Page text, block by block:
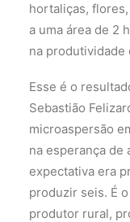
hortaliças,
a uma área de 2
na produtividade
Esse é o
Sebastião
microaspersão
na esperança de
expectativa era
produzir seis. É
produtor rural,